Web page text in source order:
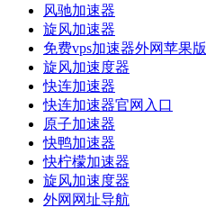
风驰加速器
旋风加速器
免费vps加速器外网苹果版
旋风加速度器
快连加速器
快连加速器官网入口
原子加速器
快鸭加速器
快柠檬加速器
旋风加速度器
外网网址导航